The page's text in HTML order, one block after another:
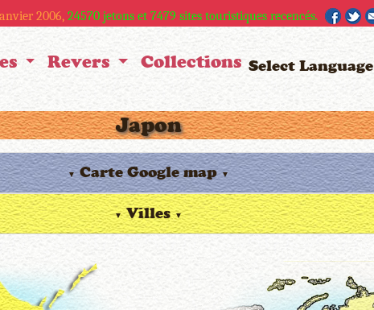
2006, 24570jetons et 7479 sites touristiques recencés.
Revers Collections Select Language
Japon
▼Carte Google map ▼
▼Villes▼